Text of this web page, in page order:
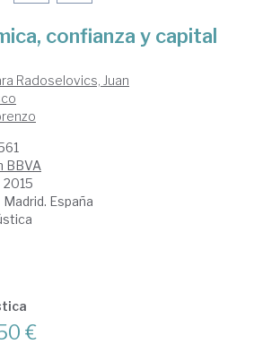
confianza y capital
Radoselovics, Juan
BBVA
2015
Madrid. España
€